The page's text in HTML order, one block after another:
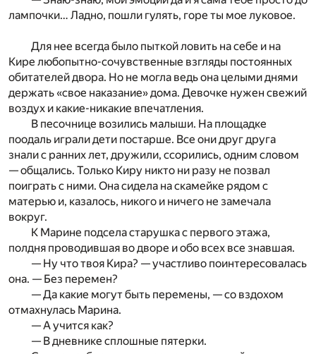
лампочки… Ладно, пошли гулять, горе ты мое луковое.
Для нее всегда было пыткой ловить на себе и на
Кире любопытно-сочувственные взгляды постоянных
обитателей двора. Но не могла ведь она целыми днями
держать «свое наказание» дома. Девочке нужен свежий
воздух и какие-никакие впечатления.
В песочнице возились малыши. На площадке
поодаль играли дети постарше. Все они друг друга
знали с ранних лет, дружили, ссорились, одним словом
— общались. Только Киру никто ни разу не позвал
поиграть с ними. Она сидела на скамейке рядом с
матерью и, казалось, никого и ничего не замечала
вокруг.
К Марине подсела старушка с первого этажа,
полдня проводившая во дворе и обо всех все знавшая.
— Ну что твоя Кира? — участливо поинтересовалась
она. — Без перемен?
— Да какие могут быть перемены, — со вздохом
отмахнулась Марина.
— А учится как?
— В дневнике сплошные пятерки.